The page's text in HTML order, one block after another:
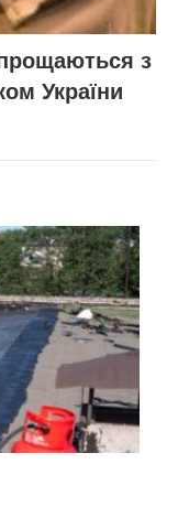
з
України